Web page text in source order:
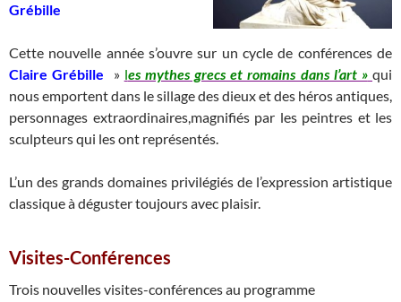
Grébille
Cette nouvelle année s’ouvre sur un cycle de conférences de
Claire Grébille » les mythes grecs et romains dans l’art » qui
nous emportent dans le sillage des dieux et des héros antiques,
personnages extraordinaires,magnifiés par les peintres et les
sculpteurs qui les ont représentés.
L’un des grands domaines privilégiés de l’expression artistique
classique à déguster toujours avec plaisir.
Visites-Conférences
Trois nouvelles visites-conférences au programme